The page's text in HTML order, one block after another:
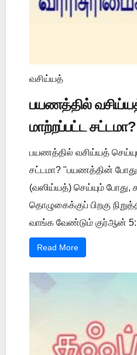
வசிய்யத்
பயணத்தில்
மாற்றப்பட்ட சட்டமா?
பயணத்தில் வசிய்யத்
சட்டமா? "பயணத்தின்
(வஸிய்யத்) செய்யும் போது,
தொழுகைக்குப் பிறகு
வாங்க வேண்டும் குர்ஆன்
Read More